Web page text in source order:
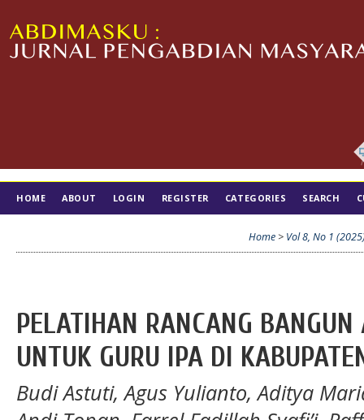
HOME ABOUT LOGIN REGISTER CATEGORIES SEARCH
Home > Vol 8, No 1
PELATIHAN RANCANG
UNTUK GURU IPA DI
Budi Astuti, Agus Yulianto, Aditya